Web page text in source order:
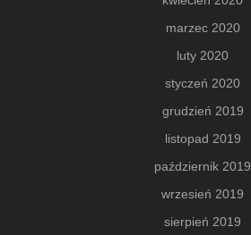
marzec 2020
luty 2020
styczeń 2020
grudzień 2019
listopad 2019
październik 2019
wrzesień 2019
sierpień 2019